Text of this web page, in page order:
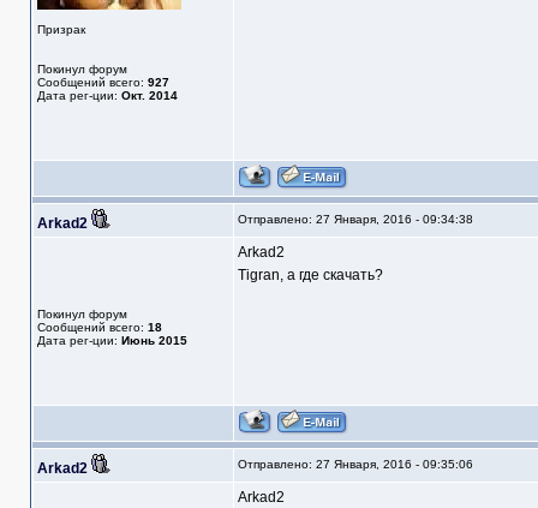
Призрак
Покинул форум
Сообщений всего: 927
Дата рег-ции: Окт. 2014
Arkad2 Отправлено: 27 Января, 2016 - 09:34:38
Покинул форум
Сообщений всего: 18
Дата рег-ции: Июнь 2015
Arkad2
Tigran, а где скачать?
Arkad2 Отправлено: 27 Января, 2016 - 09:35:06
Arkad2